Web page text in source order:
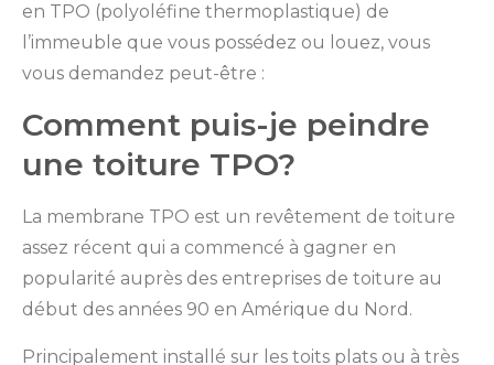
en TPO (polyoléfine thermoplastique) de
l’immeuble que vous possédez ou louez, vous
vous demandez peut-être :
Comment puis-je peindre
une toiture TPO?
La membrane TPO est un revêtement de toiture
assez récent qui a commencé à gagner en
popularité auprès des entreprises de toiture au
début des années 90 en Amérique du Nord.
Principalement installé sur les toits plats ou à très